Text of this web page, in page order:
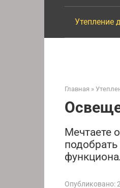
Утепление
Главная »
Мечтаете
Опубликовано: